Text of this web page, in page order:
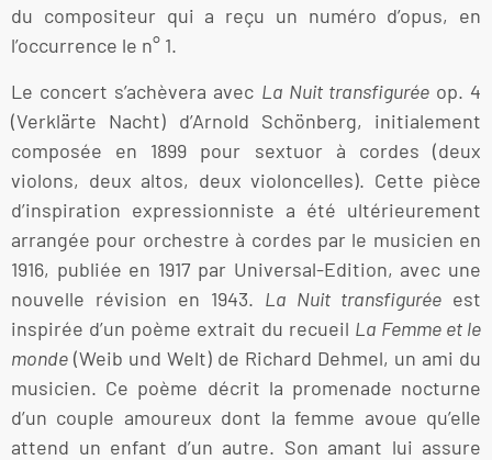
du compositeur qui a reçu un numéro d’opus, en
l’occurrence le n° 1.
Le concert s’achèvera avec La Nuit transfiguréeop. 4
(Verklärte Nacht) d’Arnold Schönberg, initialement
composée en 1899 pour sextuor à cordes (deux
violons, deux altos, deux violoncelles). Cette pièce
d’inspiration expressionniste a été ultérieurement
arrangée pour orchestre à cordes par le musicien en
1916, publiée en 1917 par Universal-Edition, avec une
nouvelle révision en 1943. La Nuit transfigurée est
inspirée d’un poème extrait du recueil La Femme et le
monde (Weib und Welt) de Richard Dehmel, un ami du
musicien. Ce poème décrit la promenade nocturne
d’un couple amoureux dont la femme avoue qu’elle
attend un enfant d’un autre. Son amant lui assure